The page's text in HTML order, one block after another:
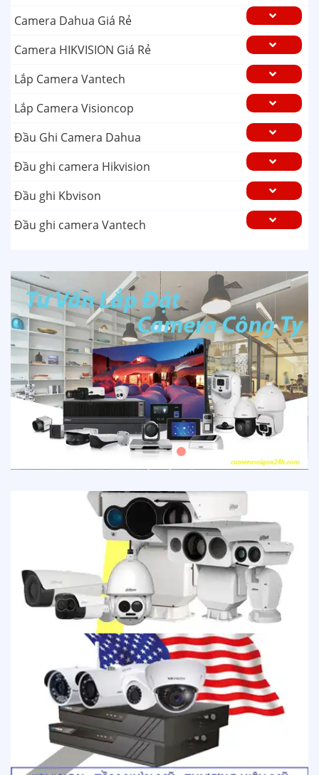
Camera Dahua Giá Rẻ
Camera HIKVISION Giá Rẻ
Lắp Camera Vantech
Lắp Camera Visioncop
Đầu Ghi Camera Dahua
Đầu ghi camera Hikvision
Đầu ghi Kbvison
Đầu ghi camera Vantech